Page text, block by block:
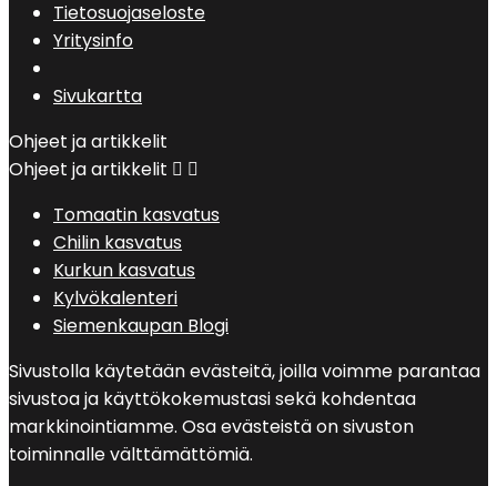
Tietosuojaseloste
Yritysinfo
Sivukartta
Ohjeet ja artikkelit
Ohjeet ja artikkelit  
Tomaatin kasvatus
Chilin kasvatus
Kurkun kasvatus
Kylvökalenteri
Siemenkaupan Blogi
Sivustolla käytetään evästeitä, joilla voimme parantaa
sivustoa ja käyttökokemustasi sekä kohdentaa
markkinointiamme. Osa evästeistä on sivuston
toiminnalle välttämättömiä.